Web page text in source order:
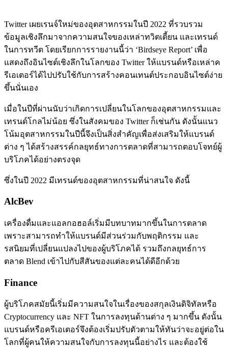
Twitter เผยเรนจ์ใหม่ของอุตสาหกรรมในปี 2022 ที่รวบรวม
ข้อมูลเชิงลึกมาจากความสนใจของเหล่าทวิตเตี้ยน และเทรนด์
ในการทวีต โดยเรียกการรายงานนี้ว่า ‘Birdseye Report’ เพื่อ
แสดงถึงอินไซต์เชิงลึกในโลกของ Twitter ให้แบรนด์หรือเหล่าค
รีเอเตอร์ได้ไปปรับใช้กับการสร้างคอนเทนต์ประกอบอินไซต์ง่าย
ขึ้นนั่นเอง
เมื่อในปีที่ผ่านนับว่าเกิดการเปลี่ยนในโลกของอุตสาหกรรมและ
เทรนด์โกลไม่น้อย ซึ่งในสังคมของ Twitter ก็เช่นกัน ดังนั้นแนว
โน้มอุตสาหกรรมในปีนี้จึงเป็นสิ่งสำคัญเพื่อส่งเสริมให้แบรนด์
ต่าง ๆ ได้สร้างสรรค์กลยุทธ์ทางการตลาดที่สามารถตอบโจทย์ผู้
บริโภคได้อย่างตรงจุด
ซึ่งในปี 2022 มีเทรนด์ของอุตสาหกรรมที่น่าสนใจ ดังนี้
AlcBev
เครื่องดื่มและแอลกอฮอล์เริ่มมีบทบาทมากขึ้นในการตลาด
เพราะสามารถทำให้แบรนด์มีส่วนร่วมกับพฤติกรรม และ
รสนิยมที่เปลี่ยนแปลงไปของผู้บริโภคได้ รวมถึงกลยุทธ์การ
ตลาด Blend เข้าไปกับสีสันของแต่ละคนได้ดีอีกด้วย
Finance
ผู้บริโภคสมัยนี้เริ่มมีความสนใจในเรื่องของสกุลเงินดิจิทัลหรือ
Cryptocurrency และ NFT ในการลงทุนด้านต่าง ๆ มากขึ้น ดังนั้น
แบรนด์หรือครีเอเตอร์จึงต้องเริ่มปรับตัวตามให้ทันว่าจะอยู่ต่อใน
โลกที่ผู้คนให้ความสนใจกับการลงทุนนี้อย่างไร และต้องใช้